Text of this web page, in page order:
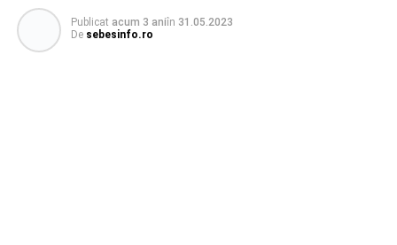
Publicat acum 3 aniîn 31.05.2023
De sebesinfo.ro